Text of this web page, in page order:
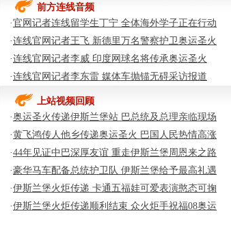
前方连线音频
·官网记者连线留学生丁宁 全体海外学子正在行动
·连线官网记者王飞 新德里万名警察护卫奥运圣火
·连线官网记者李威 印度网球名将传承奥运圣火
·连线官网记者李东雷 媒体车抛锚无碍采访报道
上站视频回顾
·奥运圣火传递伊斯兰堡站 巴总统及总理亲临现场
·黄飞鸿传人他乡传递奥运圣火 巴国人民热情高涨
·44年见证中巴深厚友谊 重走伊斯兰堡周恩来之路
·豪华马车配备总统护卫队 伊斯兰堡给予最高礼遇
·伊斯兰堡火炬传递 卡通五福娃可爱表演憨态可掬
·伊斯兰堡火炬传递顺利结束 众火炬手祝福08奥运